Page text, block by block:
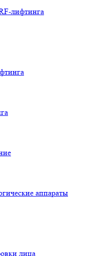
лифтинга
аппараты
лица